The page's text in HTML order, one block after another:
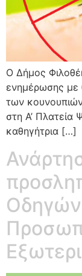
Ο Δήμος
ενημέρωσης με
των
στη Α’ Πλατεία
καθηγήτρια […]
Οδηγών